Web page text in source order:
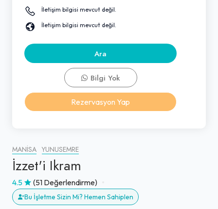
MANISA YUNUSEMRE
İzzet'i Ikram
4.5 (51 Değerlendirme)
Bu İşletme Sizin Mi? Hemen Sahiplen
İletişim bilgisi mevcut değil.
İletişim bilgisi mevcut değil.
Ara
Bilgi Yok
Rezervasyon Yap